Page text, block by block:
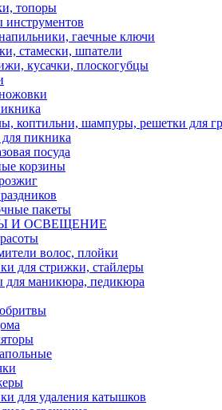
топоры
инструментов
гаечные ключи
стамески, шпатели
кусачки, плоскогубцы
коптильни, шампуры, решетки для
пикника
посуда
корзины
пакеты
И ОСВЕЩЕНИЕ
волос, плойки
для стрижки, стайлеры
для маникюра, педикюра
для удаления катышков